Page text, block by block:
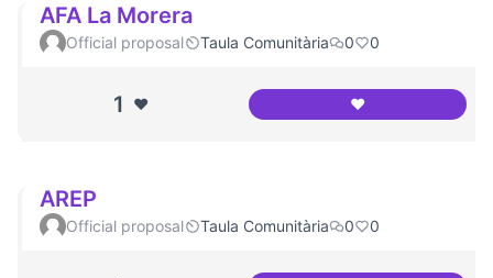
AFA La Morera
Official proposal Taula Comunitària 0 0
1 ❤️ ❤️AFA La Morera
AREP
Official proposal Taula Comunitària 0 0